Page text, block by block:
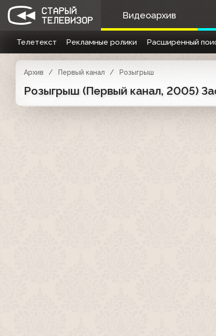
Видеоархив
Телетекст Рекламные ролики Расширенный
Архив Первый канал Розыгрыш
Розыгрыш (Первый канал, 2005)